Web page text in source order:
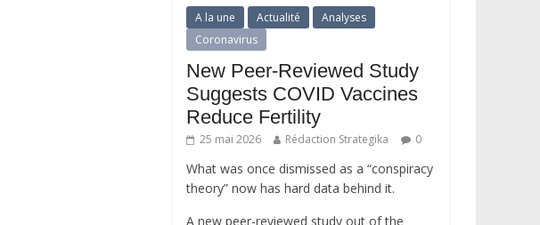
A la une Actualité
Analyses
Coronavirus
New Peer-Reviewed Study
Suggests COVID Vaccines
Reduce Fertility
25 mai 2026 Rédaction Strategika 0
What was once dismissed as a “conspiracy
theory” now has hard data behind it.
A new peer-reviewed study out of the